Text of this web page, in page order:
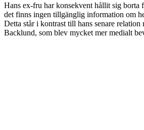
Hans ex-fru har konsekvent hållit sig borta
det finns ingen tillgänglig information om
Detta står i kontrast till hans senare relation
Backlund, som blev mycket mer medialt